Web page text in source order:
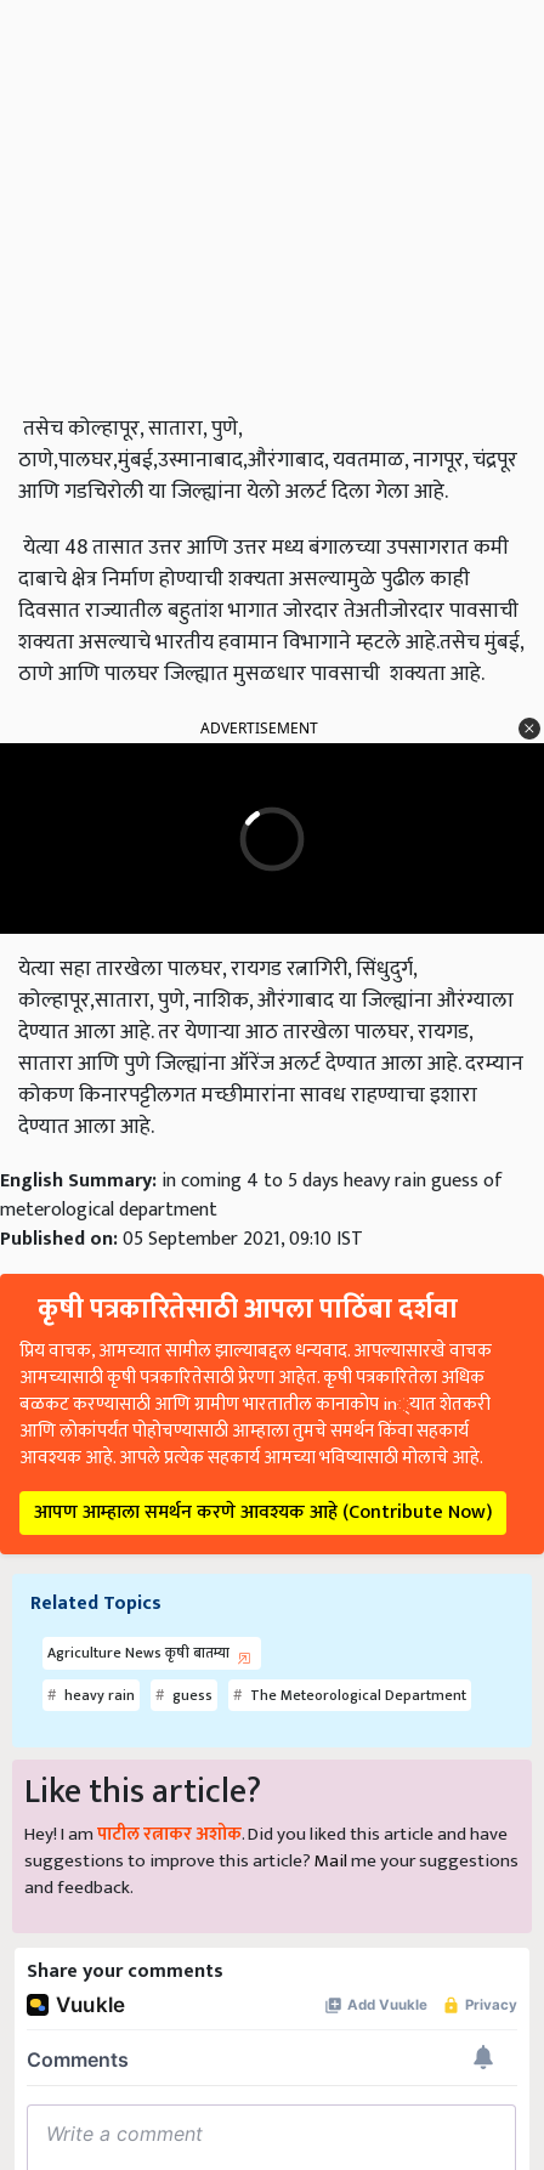
तसेच कोल्हापूर, सातारा, पुणे,
ठाणे,पालघर,मुंबई,उस्मानाबाद,औरंगाबाद, यवतमाळ, नागपूर, चंद्रपूर
आणि गडचिरोली या जिल्ह्यांना येलो अलर्ट दिला गेला आहे.
येत्या 48 तासात उत्तर आणि उत्तर मध्य बंगालच्या उपसागरात कमी
दाबाचे क्षेत्र निर्माण होण्याची शक्‍यता असल्यामुळे पुढील काही
दिवसात राज्यातील बहुतांश भागात जोरदार तेअतीजोरदार पावसाची
शक्यता असल्याचे भारतीय हवामान विभागाने म्हटले आहे.तसेच मुंबई,
ठाणे आणि पालघर जिल्ह्यात मुसळधार पावसाची शक्यता आहे.
ADVERTISEMENT
येत्या सहा तारखेला पालघर, रायगड रत्नागिरी, सिंधुदुर्ग,
कोल्हापूर,सातारा, पुणे, नाशिक, औरंगाबाद या जिल्ह्यांना औरंग्याला
देण्यात आला आहे. तर येणाऱ्या आठ तारखेला पालघर, रायगड,
सातारा आणि पुणे जिल्ह्यांना ऑरेंज अलर्ट देण्यात आला आहे. दरम्यान
कोकण किनारपट्टीलगत मच्छीमारांना सावध राहण्याचा इशारा
देण्यात आला आहे.
English Summary:in coming 4 to 5 days heavy rain guess of
meterological department
Published on:05 September 2021, 09:10 IST
कृषी पत्रकारितेसाठी आपला पाठिंबा दर्शवा
प्रिय वाचक, आमच्यात सामील झाल्याबद्दल धन्यवाद. आपल्यासारखे वाचक
आमच्यासाठी कृषी पत्रकारितेसाठी प्रेरणा आहेत. कृषी पत्रकारितेला अधिक
बळकट करण्यासाठी आणि ग्रामीण भारतातील कानाकोप in्यात शेतकरी
आणि लोकांपर्यंत पोहोचण्यासाठी आम्हाला तुमचे समर्थन किंवा सहकार्य
आवश्यक आहे. आपले प्रत्येक सहकार्य आमच्या भविष्यासाठी मोलाचे आहे.
आपण आम्हाला समर्थन करणे आवश्यक आहे (Contribute Now)
Related Topics
Agriculture News कृषी बातम्या
heavy rain
guess The Meteorological Department
Like this article?
Hey! I amपाटील रत्नाकर अशोक. Did you liked this article and have
suggestions to improve this article?Mailme your suggestions
and feedback.
Share your comments